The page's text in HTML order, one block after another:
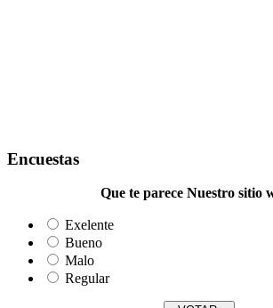
Encuestas
Que te parece Nuestro sitio
Exelente
Bueno
Malo
Regular